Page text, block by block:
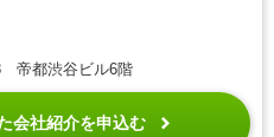
帝都渋谷ビル6階
会社紹介を申込む